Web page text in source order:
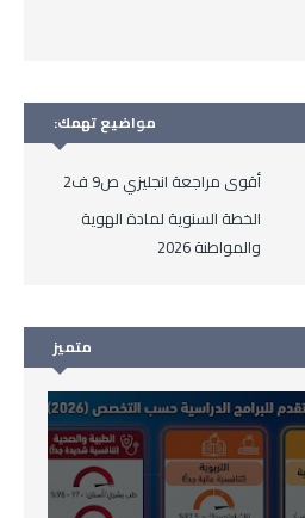
مواضيع تهمك:
أقوى مراجعة انجليزي ص9 ف2
الخطة السنوية لمادة الهوية
والمواطنة 2026
متميز